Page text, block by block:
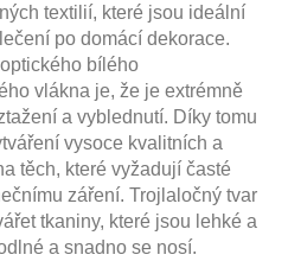
textilií, které jsou ideální
po domácí dekorace.
bílého
vlákna je, že je extrémně
a vyblednutí. Díky tomu
vysoce kvalitních a
těch, které vyžadují časté
záření. Trojlaločný tvar
tkaniny, které jsou lehké a
a snadno se nosí.